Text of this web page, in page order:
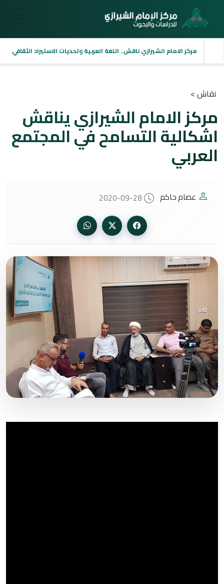
مركز الامام الشيرازي ناقش.. اللغة العربية وتحديات الاستيراد الثقافي
نقاش >
مركز الامام الشيرازي يناقش
اشكالية التسامح في المجتمع
العربي
عصام حاكم 2020-09-28